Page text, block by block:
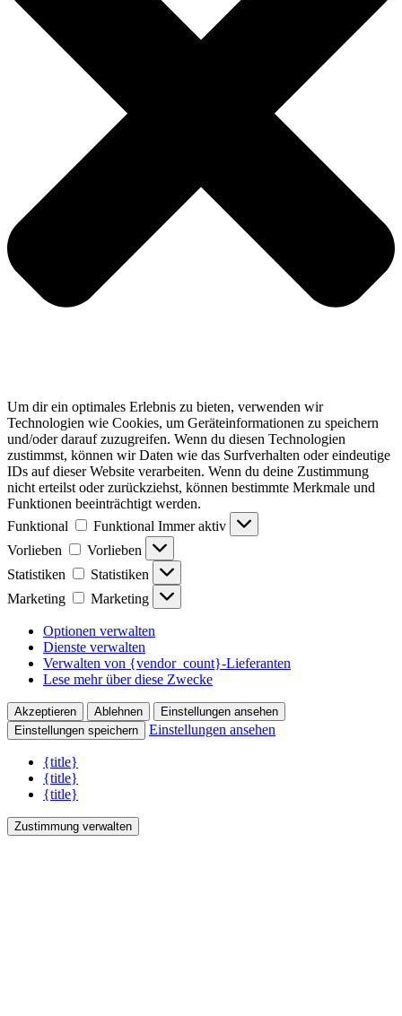
Um dir ein optimales Erlebnis zu bieten, verwenden wir
Technologien wie Cookies, um Geräteinformationen zu speichern
und/oder darauf zuzugreifen. Wenn du diesen Technologien
zustimmst, können wir Daten wie das Surfverhalten oder eindeutige
IDs auf dieser Website verarbeiten. Wenn du deine Zustimmung
nicht erteilst oder zurückziehst, können bestimmte Merkmale und
Funktionen beeinträchtigt werden.
Funktional
Funktional Immer aktiv
Vorlieben
Vorlieben
Statistiken
Statistiken
Marketing
Marketing
Optionen verwalten
Dienste verwalten
Verwalten von {vendor_count}-Lieferanten
Lese mehr über diese Zwecke
Akzeptieren Ablehnen
Einstellungen ansehen
Einstellungen speichern
Einstellungen ansehen
{title}
{title}
{title}
Zustimmung verwalten